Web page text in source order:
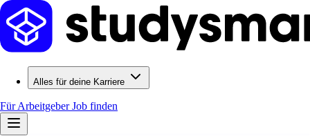
Alles für deine Karriere
Für ArbeitgeberJob finden